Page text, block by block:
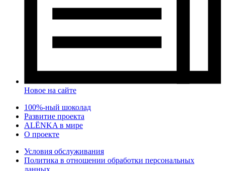
Новое на сайте
100%-ный шоколад
Развитие проекта
ALЁNKA в мире
О проекте
Условия обслуживания
Политика в отношении обработки персональных
данных